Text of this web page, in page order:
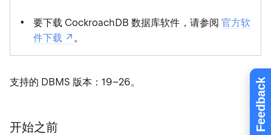
Feedback
要下载 CockroachDB 数据库软件，请参阅 官方软
件下载
。
支持的 DBMS 版本：19–26。
开始之前